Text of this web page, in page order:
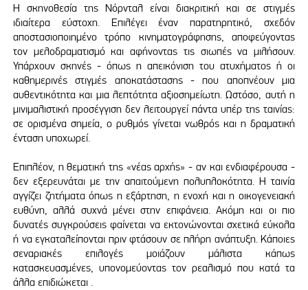
Η σκηνοθεσία της Νόρνταλ είναι διακριτική και σε στιγμές
ιδιαίτερα εύστοχη. Επιλέγει έναν παρατηρητικό, σχεδόν
αποστασιοποιημένο τρόπο κινηματογράφησης, αποφεύγοντας
τον μελοδραματισμό και αφήνοντας τις σιωπές να μιλήσουν.
Υπάρχουν σκηνές - όπως η απεικόνιση του ατυχήματος ή οι
καθημερινές στιγμές αποκατάστασης - που αποπνέουν μια
αυθεντικότητα και μια λεπτότητα αξιοσημείωτη. Ωστόσο, αυτή η
μινιμαλιστική προσέγγιση δεν λειτουργεί πάντα υπέρ της ταινίας:
σε ορισμένα σημεία, ο ρυθμός γίνεται νωθρός και η δραματική
ένταση υποχωρεί.
Επιπλέον, η θεματική της «νέας αρχής» - αν και ενδιαφέρουσα -
δεν εξερευνάται με την απαιτούμενη πολυπλοκότητα. Η ταινία
αγγίζει ζητήματα όπως η εξάρτηση, η ενοχή και η οικογενειακή
ευθύνη, αλλά συχνά μένει στην επιφάνεια. Ακόμη και οι πιο
δυνατές συγκρούσεις φαίνεται να εκτονώνονται σχετικά εύκολα
ή να εγκαταλείπονται πριν φτάσουν σε πλήρη ανάπτυξη. Κάποιες
σεναριακές επιλογές μοιάζουν μάλιστα κάπως
κατασκευασμένες, υπονομεύοντας τον ρεαλισμό που κατά τα
άλλα επιδιώκεται .